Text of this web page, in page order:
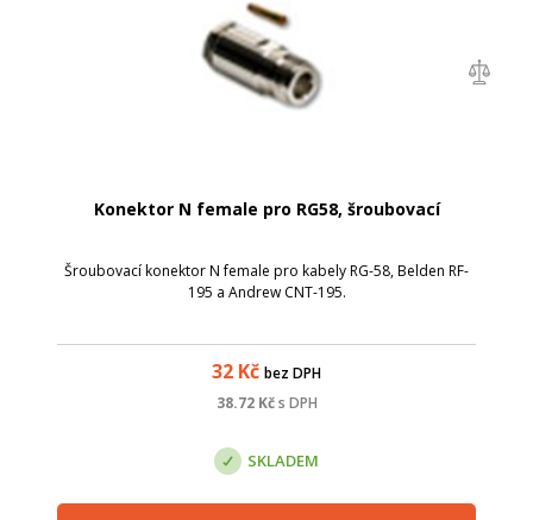
Konektor N female pro RG58, šroubovací
Šroubovací konektor N female pro kabely RG-58, Belden RF-
195 a Andrew CNT-195.
32 Kč bez DPH
38.72Kč s DPH
SKLADEM